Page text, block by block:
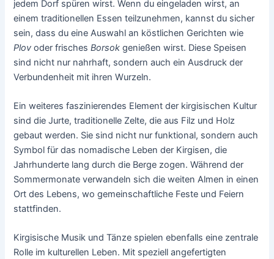
jedem Dorf spüren wirst. Wenn du eingeladen wirst, an
einem traditionellen Essen teilzunehmen, kannst du sicher
sein, dass du eine Auswahl an köstlichen Gerichten wie
Plov oder frischesBorsok genießen wirst. Diese Speisen
sind nicht nur nahrhaft, sondern auch ein Ausdruck der
Verbundenheit mit ihren Wurzeln.
Ein weiteres faszinierendes Element der kirgisischen Kultur
sind die Jurte, traditionelle Zelte, die aus Filz und Holz
gebaut werden. Sie sind nicht nur funktional, sondern auch
Symbol für das nomadische Leben der Kirgisen, die
Jahrhunderte lang durch die Berge zogen. Während der
Sommermonate verwandeln sich die weiten Almen in einen
Ort des Lebens, wo gemeinschaftliche Feste und Feiern
stattfinden.
Kirgisische Musik und Tänze spielen ebenfalls eine zentrale
Rolle im kulturellen Leben. Mit speziell angefertigten